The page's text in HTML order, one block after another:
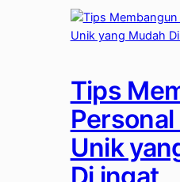
Tips
Unik